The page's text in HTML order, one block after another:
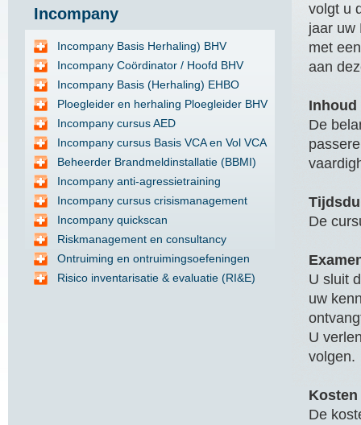
Incompany
Incompany Basis Herhaling) BHV
Incompany Coördinator / Hoofd BHV
Incompany Basis (Herhaling) EHBO
Ploegleider en herhaling Ploegleider BHV
Incompany cursus AED
Incompany cursus Basis VCA en Vol VCA
Beheerder Brandmeldinstallatie (BBMI)
Incompany anti-agressietraining
Incompany cursus crisismanagement
Incompany quickscan
Riskmanagement en consultancy
Ontruiming en ontruimingsoefeningen
Risico inventarisatie & evaluatie (RI&E)
volgt u
jaar uw
met
aan
De
De
U sluit
uw
U
volgen.
Kosten
De